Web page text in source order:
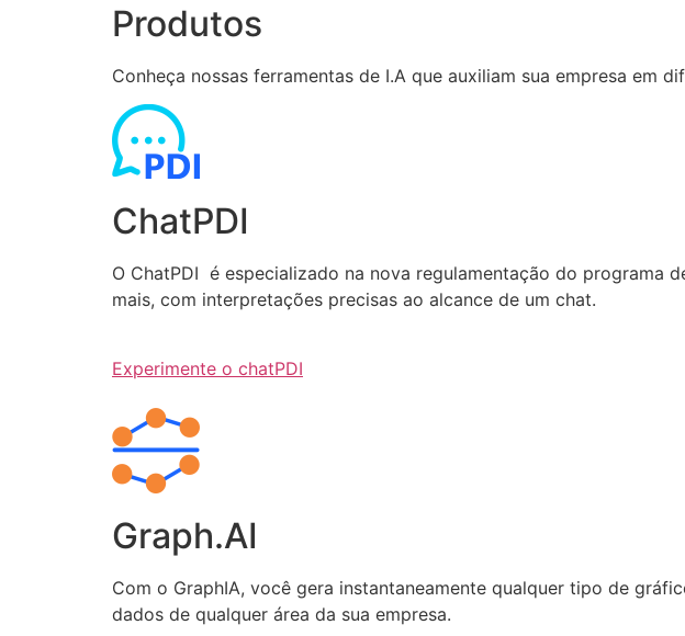
Produtos
Conheça nossas ferramentas de I.A que auxiliam sua empresa em
ChatPDI
O ChatPDI é especializado na nova regulamentação do programa
mais, com interpretações precisas ao alcance de um chat.
Experimente o chatPDI
Graph.AI
Com o GraphIA, você gera instantaneamente qualquer tipo de
dados de qualquer área da sua empresa.